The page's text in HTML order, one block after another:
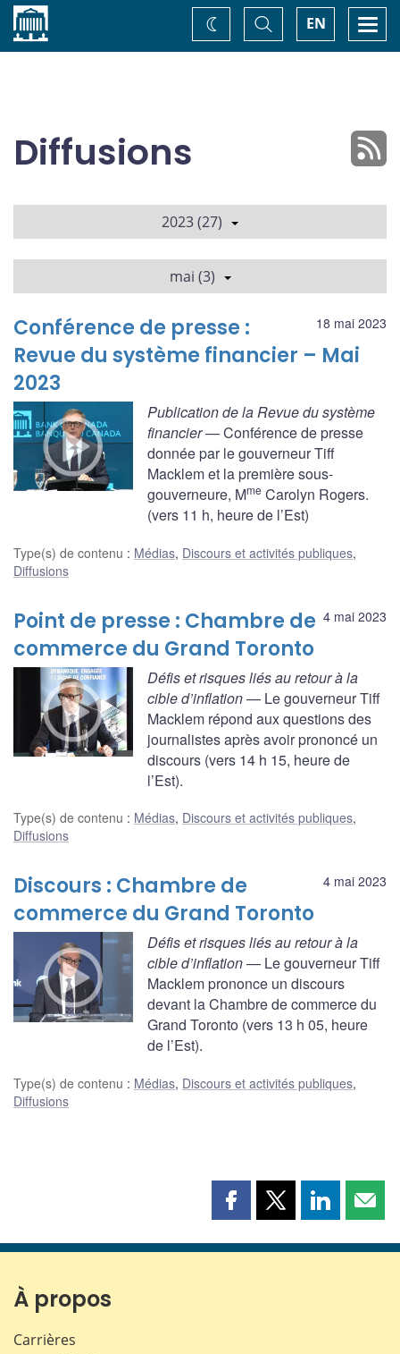
Accueil EN
Basculer
la
recherche
Changez
de
Diffusions
2023 (27)
mai (3)
18 mai 2023
Conférence de presse :
Revue du système financier – Mai
2023
Publication de la Revue du système
financier— Conférence de presse
donnée par le gouverneur Tiff
Macklem et la première sous-
gouverneure, Mme Carolyn Rogers.
(vers 11 h, heure de l’Est)
Type(s) de contenu : Médias, Discours et activités publiques,
Diffusions
4 mai 2023
Point de presse : Chambre de
commerce du Grand Toronto
Défis et risques liés au retour à la
cible d’inflation— Le gouverneur Tiff
Macklem répond aux questions des
journalistes après avoir prononcé un
discours (vers 14 h 15, heure de
l’Est).
Type(s) de contenu : Médias, Discours et activités publiques,
Diffusions
4 mai 2023
Discours : Chambre de
commerce du Grand Toronto
Défis et risques liés au retour à la
cible d’inflation— Le gouverneur Tiff
Macklem prononce un discours
devant la Chambre de commerce du
Grand Toronto (vers 13 h 05, heure
de l’Est).
Type(s) de contenu : Médias, Discours et activités publiques,
Diffusions
Partager
page
Partager
page
Partager
page page
À propos
Carrières